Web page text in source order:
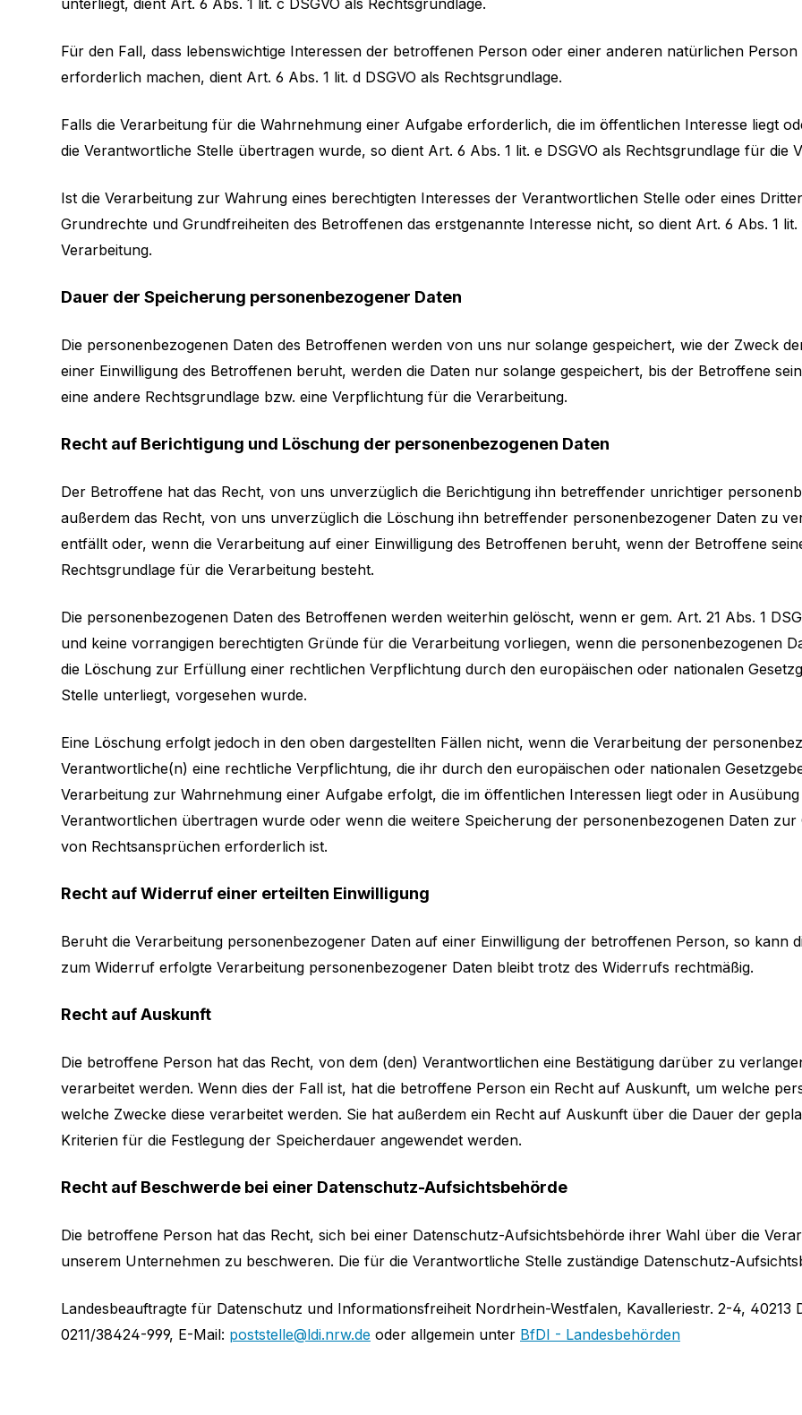
unterliegt, dient Art. 6 Abs. 1 lit. c DSGVO als Rechtsgrundlage.
Für den Fall, dass lebenswichtige Interessen der betroffenen Person oder einer anderen natürlichen
erforderlich machen, dient Art. 6 Abs. 1 lit. d DSGVO als Rechtsgrundlage.
Falls die Verarbeitung für die Wahrnehmung einer Aufgabe erforderlich, die im öffentlichen Interesse liegt
die Verantwortliche Stelle übertragen wurde, so dient Art. 6 Abs. 1 lit. e DSGVO als Rechtsgrundlage für die
Ist die Verarbeitung zur Wahrung eines berechtigten Interesses der Verantwortlichen Stelle oder eines
Grundrechte und Grundfreiheiten des Betroffenen das erstgenannte Interesse nicht, so dient Art. 6 Abs. 1
Verarbeitung.
Dauer der Speicherung personenbezogener Daten
Die personenbezogenen Daten des Betroffenen werden von uns nur solange gespeichert, wie der Zweck
einer Einwilligung des Betroffenen beruht, werden die Daten nur solange gespeichert, bis der Betroffene
eine andere Rechtsgrundlage bzw. eine Verpflichtung für die Verarbeitung.
Recht auf Berichtigung und Löschung der personenbezogenen Daten
Der Betroffene hat das Recht, von uns unverzüglich die Berichtigung ihn betreffender unrichtiger
außerdem das Recht, von uns unverzüglich die Löschung ihn betreffender personenbezogener Daten zu
entfällt oder, wenn die Verarbeitung auf einer Einwilligung des Betroffenen beruht, wenn der Betroffene
Rechtsgrundlage für die Verarbeitung besteht.
Die personenbezogenen Daten des Betroffenen werden weiterhin gelöscht, wenn er gem. Art. 21 Abs. 1
und keine vorrangigen berechtigten Gründe für die Verarbeitung vorliegen, wenn die personenbe­zogenen
die Löschung zur Erfüllung einer rechtlichen Verpflichtung durch den europäischen oder nationalen
Stelle unterliegt, vorgesehen wurde.
Eine Löschung erfolgt jedoch in den oben dargestellten Fällen nicht, wenn die Verarbeitung der
Verantwortliche(n) eine rechtliche Verpflichtung, die ihr durch den europäischen oder nationalen
Verarbeitung zur Wahrnehmung einer Aufgabe erfolgt, die im öffentlichen Interessen liegt oder in
Verantwortlichen übertragen wurde oder wenn die weitere Speicherung der personenbezogenen Daten
von Rechtsansprüchen erforderlich ist.
Recht auf Widerruf einer erteilten Einwilligung
Beruht die Verarbeitung personenbezogener Daten auf einer Einwilligung der betroffenen Person, so kann
zum Widerruf erfolgte Verarbeitung personenbezogener Daten bleibt trotz des Widerrufs rechtmäßig.
Recht auf Auskunft
Die betroffene Person hat das Recht, von dem (den) Verantwortlichen eine Bestätigung darüber zu
verarbeitet werden. Wenn dies der Fall ist, hat die betroffene Person ein Recht auf Auskunft, um welche
welche Zwecke diese verarbeitet werden. Sie hat außerdem ein Recht auf Auskunft über die Dauer der
Kriterien für die Festlegung der Speicherdauer angewendet werden.
Recht auf Beschwerde bei einer Datenschutz-Aufsichtsbehörde
Die betroffene Person hat das Recht, sich bei einer Datenschutz-Aufsichtsbehörde ihrer Wahl über die
unserem Unternehmen zu beschweren. Die für die Verantwortliche Stelle zuständige Datenschutz-
Landesbeauftragte für Datenschutz und Informationsfreiheit Nordrhein-Westfalen, Kavalleriestr. 2-4, 40213
0211/38424-999, E-Mail: poststelle@ldi.nrw.de oder allgemein unter BfDI - Landesbehörden